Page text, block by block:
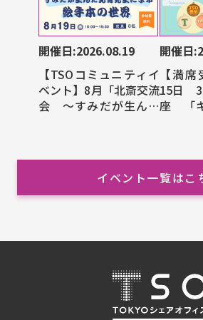
【TSOコミュニティイ
ベント】8月「北斎交流
会 ～すみだが生んだ
開催日:2026.08.19
【満
15日
座 「
開催日
イベント一覧はこ